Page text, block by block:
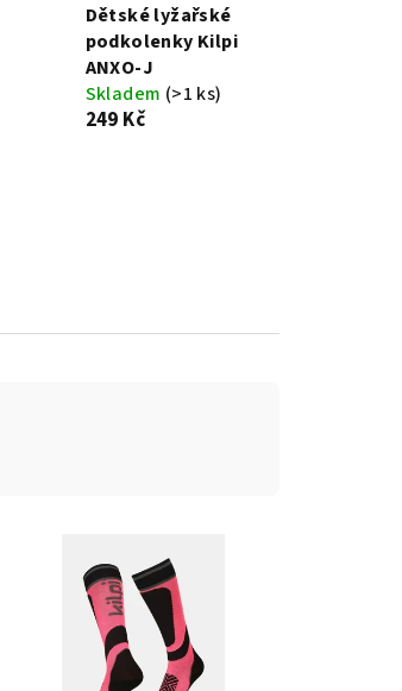
Dětské lyžařské
podkolenky Kilpi
ANXO-J
Skladem (>1 ks)
249 Kč